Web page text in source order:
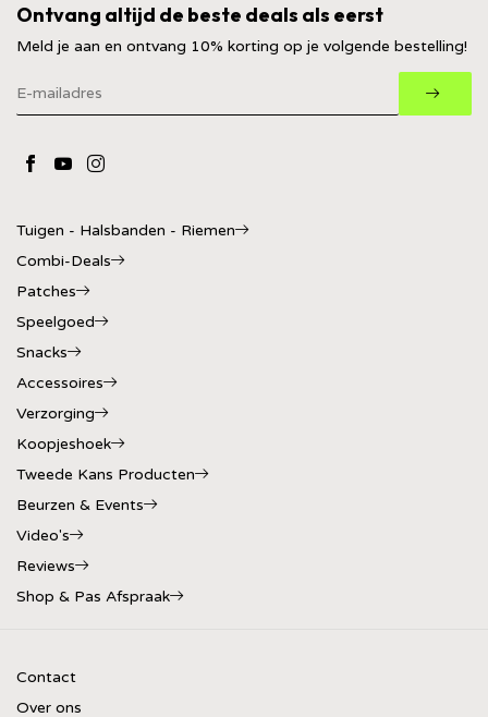
Ontvang altijd de beste deals als eerst
Meld je aan en ontvang 10% korting op je volgende bestelling!
Tuigen - Halsbanden - Riemen
Combi-Deals
Patches
Speelgoed
Snacks
Accessoires
Verzorging
Koopjeshoek
Tweede Kans Producten
Beurzen & Events
Video's
Reviews
Shop & Pas Afspraak
Contact
Over ons